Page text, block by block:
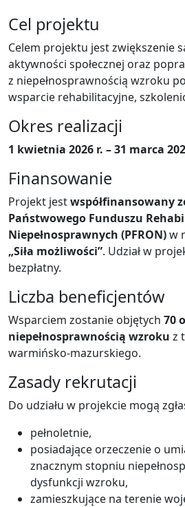
Cel projektu
Celem projektu jest zwiększenie
aktywności społecznej oraz
z niepełnosprawnością wzroku
wsparcie rehabilitacyjne,
Okres realizacji
1 kwietnia 2026 r. – 31 marca
Finansowanie
Projekt jestwspółfinansowany
Państwowego Funduszu
Niepełnosprawnych (PFRON)w
„Siła możliwości”. Udział w
bezpłatny.
Liczba beneficjentów
Wsparciem zostanie objętych 70
niepełnosprawnością wzroku z
warmińsko-mazurskiego.
Zasady rekrutacji
Do udziału w projekcie mogą
pełnoletnie,
posiadające orzeczenie o
znacznym stopniu
dysfunkcji wzroku,
zamieszkujące na terenie